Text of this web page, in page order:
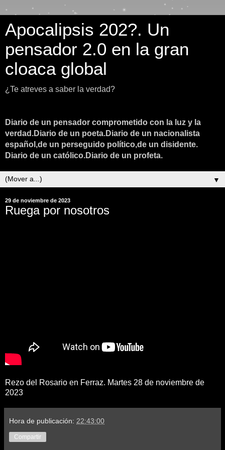
Apocalipsis 202?. Un
pensador 2.0 en la gran
cloaca global
¿Te atreves a saber la verdad?
Diario de un pensador comprometido con la luz y la
verdad.Diario de un poeta.Diario de un nacionalista
español,de un perseguido político,de un disidente.
Diario de un católico.Diario de un profeta.
▼
29 de noviembre de 2023
Ruega por nosotros
Rezo del Rosario en Ferraz. Martes 28 de noviembre de
2023
Hora de publicación: 22:43:00
Compartir